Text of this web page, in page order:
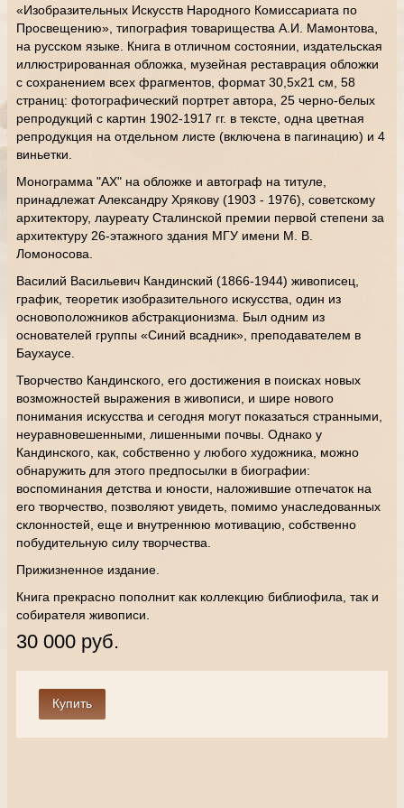
«Изобразительных Искусств Народного Комиссариата по
Просвещению», типография товарищества А.И. Мамонтова,
на русском языке. Книга в отличном состоянии, издательская
иллюстрированная обложка, музейная реставрация обложки
с сохранением всех фрагментов, формат 30,5х21 см, 58
страниц: фотографический портрет автора, 25 черно-белых
репродукций с картин 1902-1917 гг. в тексте, одна цветная
репродукция на отдельном листе (включена в пагинацию) и 4
виньетки.
Монограмма "АХ" на обложке и автограф на титуле,
принадлежат Александру Хрякову (1903 - 1976), советскому
архитектору, лауреату Сталинской премии первой степени за
архитектуру 26-этажного здания МГУ имени М. В.
Ломоносова.
Василий Васильевич Кандинский (1866-1944) живописец,
график, теоретик изобразительного искусства, один из
основоположников абстракционизма. Был одним из
основателей группы «Синий всадник», преподавателем в
Баухаусе.
Творчество Кандинского, его достижения в поисках новых
возможностей выражения в живописи, и шире нового
понимания искусства и сегодня могут показаться странными,
неуравновешенными, лишенными почвы. Однако у
Кандинского, как, собственно у любого художника, можно
обнаружить для этого предпосылки в биографии:
воспоминания детства и юности, наложившие отпечаток на
его творчество, позволяют увидеть, помимо унаследованных
склонностей, еще и внутреннюю мотивацию, собственно
побудительную силу творчества.
Прижизненное издание.
Книга прекрасно пополнит как коллекцию библиофила, так и
собирателя живописи.
30 000 руб.